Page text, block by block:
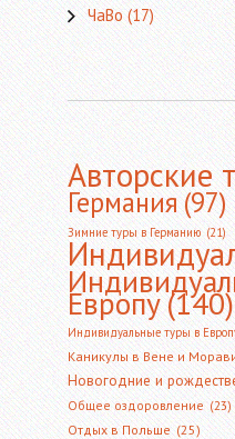
ЧаВо(17)
Авторские
Германия(97)
Зимние туры в Германию (21)
Европу(140)
Индивидуальные туры в
Каникулы в Вене и
Новогодние и
Общее оздоровление (23)
Отдых в Польше (25)